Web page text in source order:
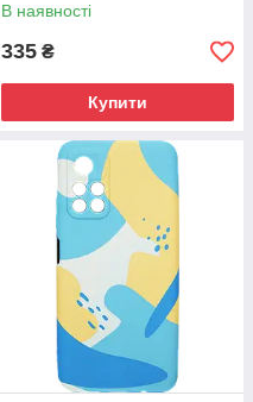
В наявності
335 ₴
Купити